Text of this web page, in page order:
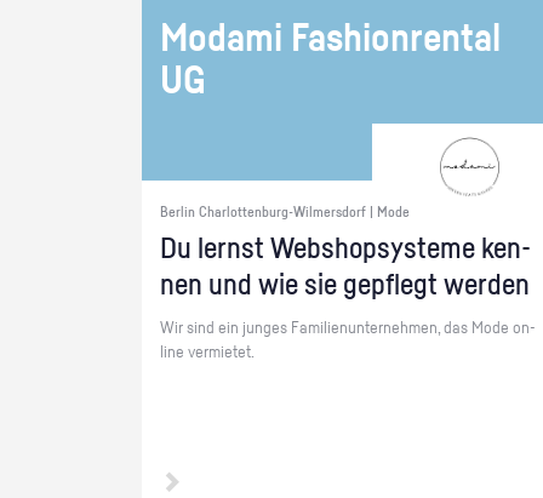
Mo­da­mi Fa­shion­ren­tal
UG
Berlin Charlottenburg-Wilmersdorf | Mode
Du lernst Web­sho­psys­te­me ken­
nen und wie sie ge­pflegt wer­den
Wir sind ein jun­ges Fa­mi­li­en­un­ter­neh­men, das Mode on­
line ver­mie­tet.